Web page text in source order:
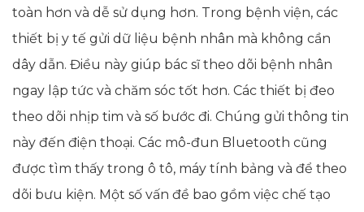
toàn hơn và dễ sử dụng hơn. Trong bệnh viện, các
thiết bị y tế gửi dữ liệu bệnh nhân mà không cần
dây dẫn. Điều này giúp bác sĩ theo dõi bệnh nhân
ngay lập tức và chăm sóc tốt hơn. Các thiết bị đeo
theo dõi nhịp tim và số bước đi. Chúng gửi thông tin
này đến điện thoại. Các mô-đun Bluetooth cũng
được tìm thấy trong ô tô, máy tính bảng và để theo
dõi bưu kiện. Một số vấn đề bao gồm việc chế tạo